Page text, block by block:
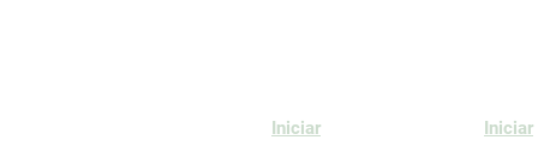
Iniciar
Iniciar